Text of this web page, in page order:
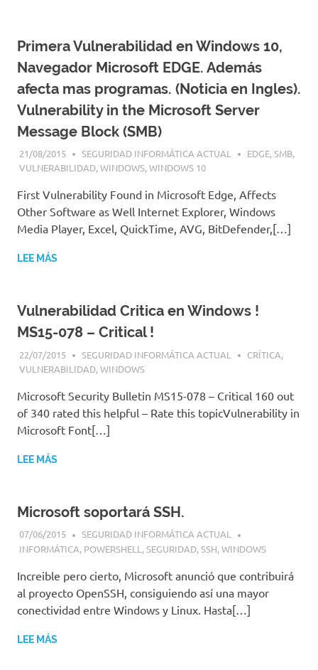
Primera Vulnerabilidad en Windows 10,
Navegador Microsoft EDGE. Además
afecta mas programas. (Noticia en Ingles).
Vulnerability in the Microsoft Server
Message Block (SMB)
21/08/2015 SEGURIDAD INFORMÁTICA ACTUAL EDGE,SMB,
VULNERABILIDAD,WINDOWS,WINDOWS 10
First Vulnerability Found in Microsoft Edge, Affects
Other Software as Well Internet Explorer, Windows
Media Player, Excel, QuickTime, AVG, BitDefender,[…]
LEE MÁS
Vulnerabilidad Critica en Windows !
MS15-078 – Critical !
22/07/2015 SEGURIDAD INFORMÁTICA ACTUAL CRÍTICA,
VULNERABILIDAD,WINDOWS
Microsoft Security Bulletin MS15-078 – Critical 160 out
of 340 rated this helpful – Rate this topicVulnerability in
Microsoft Font[…]
LEE MÁS
Microsoft soportará SSH.
07/06/2015
SEGURIDAD INFORMÁTICA ACTUAL
INFORMÁTICA, POWERSHELL ,SEGURIDAD,SSH,WINDOWS
Increible pero cierto, Microsoft anunció que contribuirá
al proyecto OpenSSH, consiguiendo así una mayor
conectividad entre Windows y Linux. Hasta[…]
LEE MÁS